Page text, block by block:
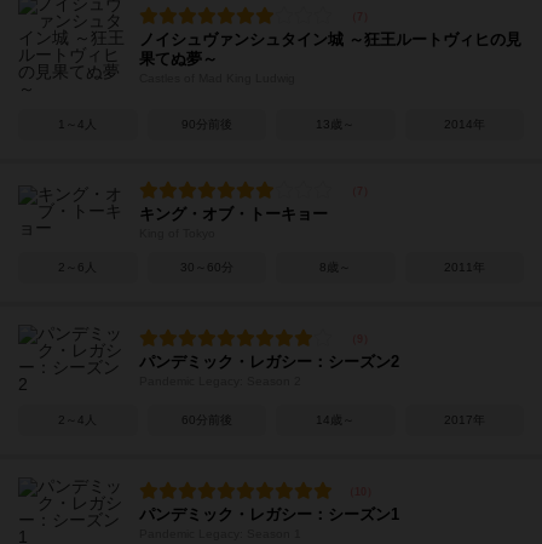
ノイシュヴァンシュタイン城 ～狂王ルートヴィヒの見
果てぬ夢～
1～4人 90分前後 13歳～ 2014年
キング・オブ・トーキョー
2～6人 30～60分 8歳～ 2011年
パンデミック・レガシー：シーズン2
2～4人 60分前後 14歳～ 2017年
パンデミック・レガシー：シーズン1